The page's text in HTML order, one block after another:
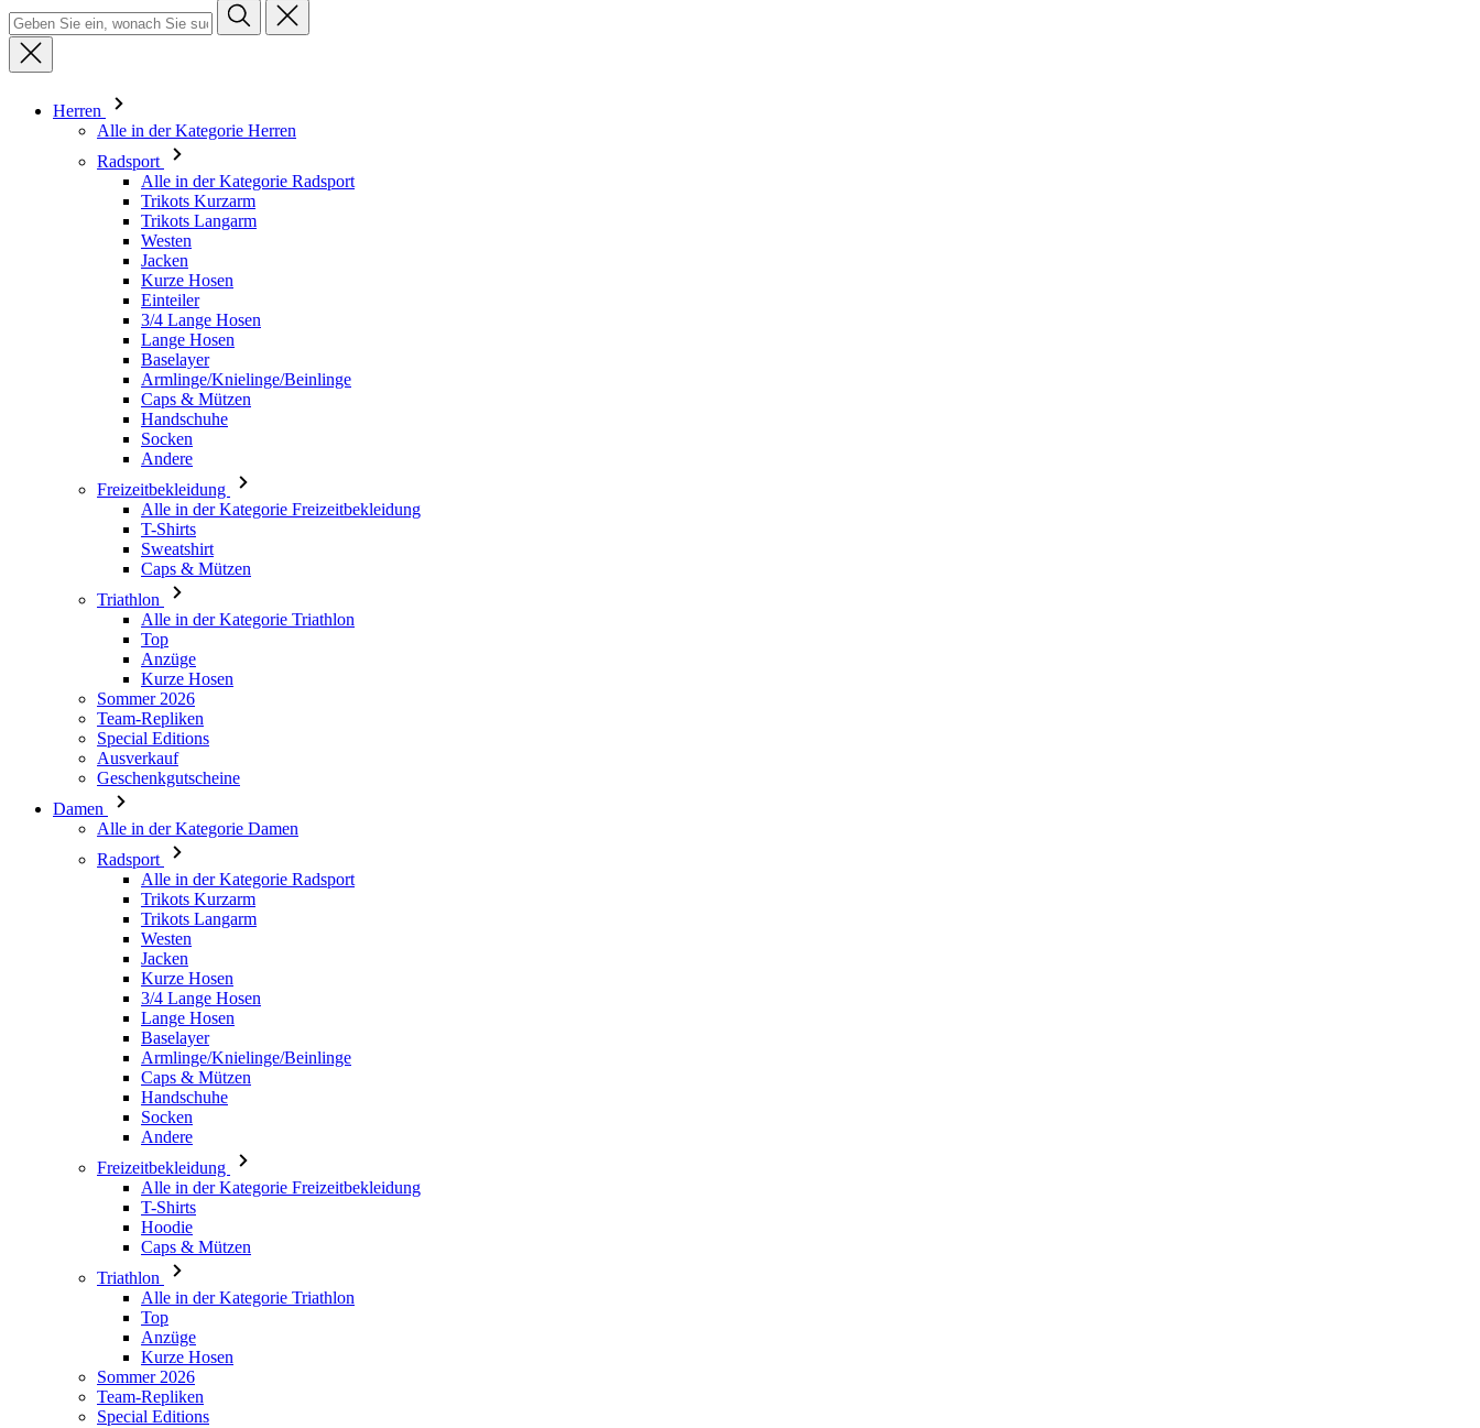
Herren
Alle in der Kategorie Herren
Radsport
Alle in der Kategorie Radsport
Trikots Kurzarm
Trikots Langarm
Westen
Jacken
Kurze Hosen
Einteiler
3/4 Lange Hosen
Lange Hosen
Baselayer
Armlinge/Knielinge/Beinlinge
Caps & Mützen
Handschuhe
Socken
Andere
Freizeitbekleidung
Alle in der Kategorie Freizeitbekleidung
T-Shirts
Sweatshirt
Caps & Mützen
Triathlon
Alle in der Kategorie Triathlon
Top
Anzüge
Kurze Hosen
Sommer 2026
Team-Repliken
Special Editions
Ausverkauf
Geschenkgutscheine
Damen
Alle in der Kategorie Damen
Radsport
Alle in der Kategorie Radsport
Trikots Kurzarm
Trikots Langarm
Westen
Jacken
Kurze Hosen
3/4 Lange Hosen
Lange Hosen
Baselayer
Armlinge/Knielinge/Beinlinge
Caps & Mützen
Handschuhe
Socken
Andere
Freizeitbekleidung
Alle in der Kategorie Freizeitbekleidung
T-Shirts
Hoodie
Caps & Mützen
Triathlon
Alle in der Kategorie Triathlon
Top
Anzüge
Kurze Hosen
Sommer 2026
Team-Repliken
Special Editions